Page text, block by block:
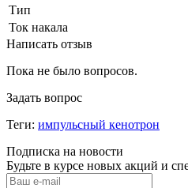
Тип
Ток накала
Написать отзыв
Пока не было вопросов.
Задать вопрос
Теги: импульсный кенотрон
Подписка на новости
Будьте в курсе новых акций и